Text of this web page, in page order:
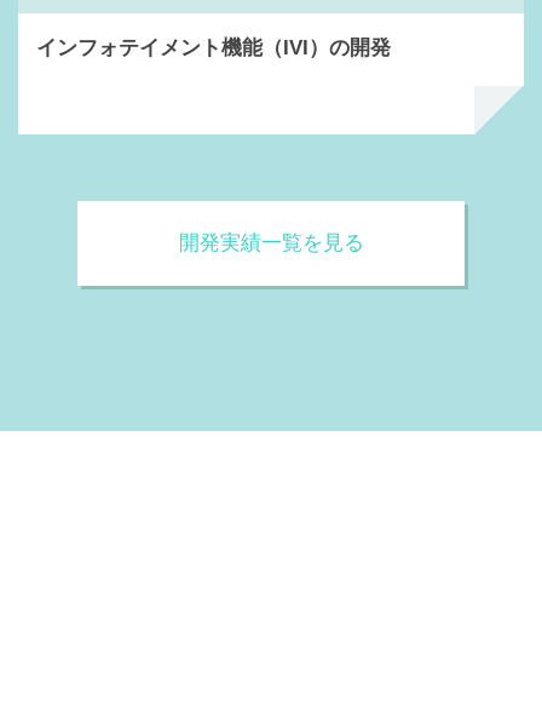
インフォテイメント機能（IVI）の開発
開発実績一覧を見る